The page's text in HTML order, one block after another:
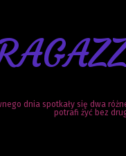
dnia spotkały się dwa
potrafi żyć bez